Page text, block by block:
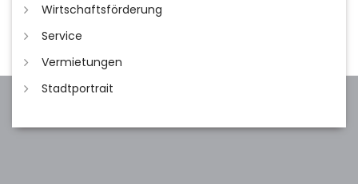
Wirtschaftsförderung
Service
Vermietungen
Stadtportrait